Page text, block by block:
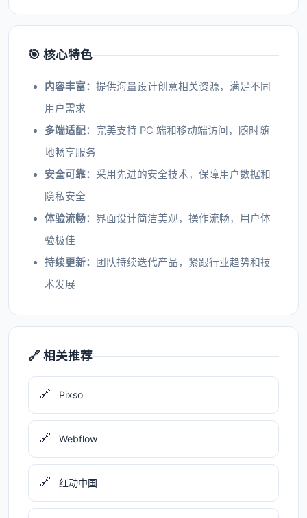
🎯 核心特色
内容丰富： 提供海量设计创意相关资源，满足不同
用户需求
多端适配： 完美支持 PC 端和移动端访问，随时随
地畅享服务
安全可靠： 采用先进的安全技术，保障用户数据和
隐私安全
体验流畅： 界面设计简洁美观，操作流畅，用户体
验极佳
持续更新：
团队持续迭代产品，紧跟行业趋势和技
术发展
🔗 相关推荐
🔗 Pixso
🔗 Webflow
🔗 红动中国